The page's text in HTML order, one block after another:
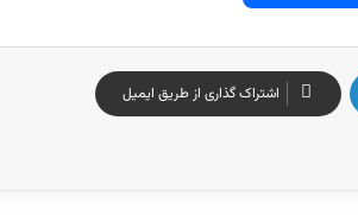
اشتراک گذاری از طریق ایمیل